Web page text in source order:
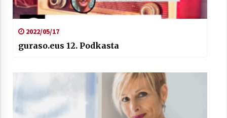
2022/05/17
guraso.eus 12. Podkasta